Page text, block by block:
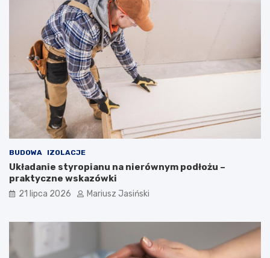
BUDOWA IZOLACJE
Układanie styropianu na nierównym podłożu –
praktyczne wskazówki
21 lipca 2026 Mariusz Jasiński